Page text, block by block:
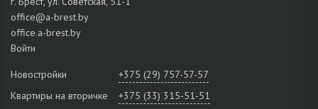
office@a-brest.by
office.a-brest.by
Войти
Новостройки
+375 (29) 757-57-57
Квартиры на вторичке
+375 (33) 315-51-51